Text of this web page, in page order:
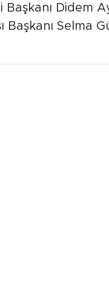
Didem
Başkanı Selma